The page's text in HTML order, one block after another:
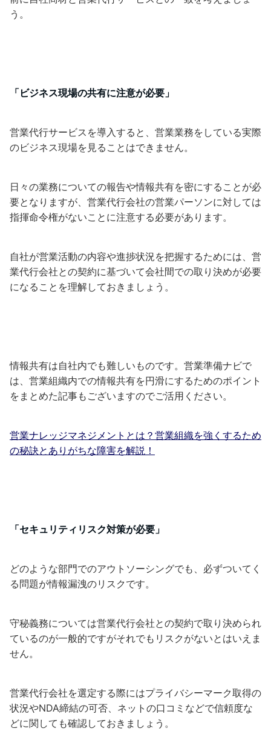
う。
「ビジネス現場の共有に注意が必要」
営業代行サービスを導入すると、営業業務をしている実際
のビジネス現場を見ることはできません。
日々の業務についての報告や情報共有を密にすることが必
要となりますが、営業代行会社の営業パーソンに対しては
指揮命令権がないことに注意する必要があります。
自社が営業活動の内容や進捗状況を把握するためには、営
業代行会社との契約に基づいて会社間での取り決めが必要
になることを理解しておきましょう。
情報共有は自社内でも難しいものです。営業準備ナビで
は、営業組織内での情報共有を円滑にするためのポイント
をまとめた記事もございますのでご活用ください。
営業ナレッジマネジメントとは？営業組織を強くするため
の秘訣とありがちな障害を解説！
「セキュリティリスク対策が必要」
どのような部門でのアウトソーシングでも、必ずついてく
る問題が情報漏洩のリスクです。
守秘義務については営業代行会社との契約で取り決められ
ているのが一般的ですがそれでもリスクがないとはいえま
せん。
営業代行会社を選定する際にはプライバシーマーク取得の
状況やNDA締結の可否、ネットの口コミなどで信頼度な
どに関しても確認しておきましょう。